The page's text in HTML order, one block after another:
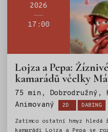
2026
17:00
Lojza a Pepa:
kamarádů včelky
75 min, Dobrodružný,
Animovaný
Štítky:
2D DABING
Zatímco ostatní hmyz